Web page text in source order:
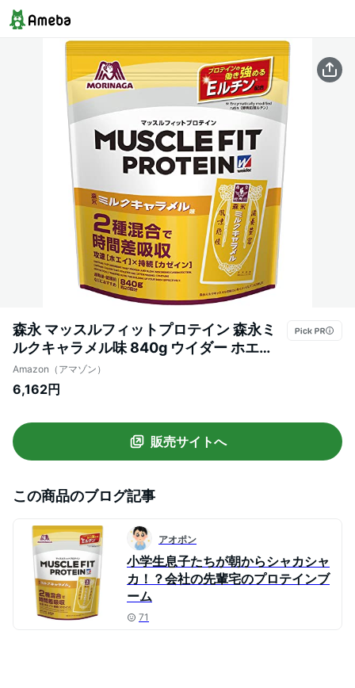
森永 マッスルフィットプロテイン 森永ミ
ルクキャラメル味 840g ウイダー ホエ
イ・カゼイン 2種混合ハイブリッドプロテ
イン プロテインの働き強めるEルチン配合
Amazon（アマゾン）
6,162円
販売サイトへ
この商品のブログ記事
アオポン
小学生息子たちが朝からシャカシャ
カ！？会社の先輩宅のプロテインブ
ーム
71